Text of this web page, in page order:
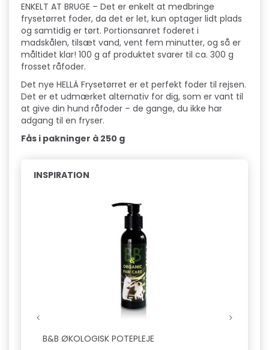
ENKELT AT BRUGE – Det er enkelt at medbringe
frysetørret foder, da det er let, kun optager lidt plads
og samtidig er tørt. Portionsanret foderet i
madskålen, tilsæt vand, vent fem minutter, og så er
måltidet klar! 100 g af produktet svarer til ca. 300 g
frosset råfoder.
Det nye HELLÄ Frysetørret er et perfekt foder til rejsen.
Det er et udmærket alternativ for dig, som er vant til
at give din hund råfoder – de gange, du ikke har
adgang til en fryser.
Fås i pakninger à 250 g
INSPIRATION
B&B ØKOLOGISK POTEPLEJE